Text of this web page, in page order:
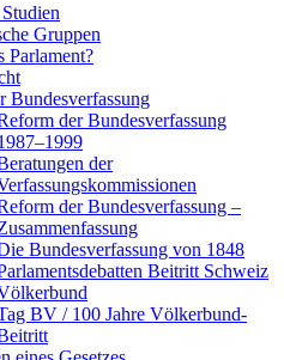
Gruppen
Parlament?
Bundesverfassung
der Bundesverfassung
der
der Bundesverfassung –
Bundesverfassung von 1848
Beitritt Schweiz
BV / 100 Jahre Völkerbund-